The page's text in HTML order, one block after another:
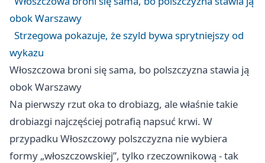
obok Warszawy
Strzegowa pokazuje, że szyld bywa sprytniejszy od
wykazu
Włoszczowa broni się sama, bo polszczyzna stawia ją
obok Warszawy
Na pierwszy rzut oka to drobiazg, ale właśnie takie
drobiazgi najczęściej potrafią napsuć krwi. W
przypadku Włoszczowy polszczyzna nie wybiera
formy „włoszczowskiej”, tylko rzeczownikową - tak